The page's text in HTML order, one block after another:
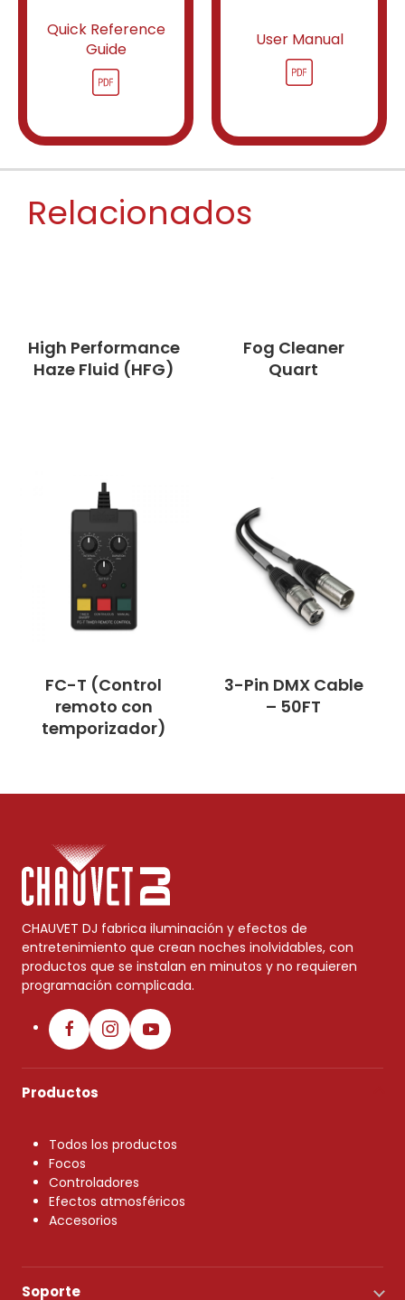
Quick Reference
Guide
User Manual
Relacionados
High Performance
Haze Fluid (HFG)
Fog Cleaner
Quart
FC-T (Control
remoto con
temporizador)
3-Pin DMX Cable
– 50FT
CHAUVET DJ fabrica iluminación y efectos de
entretenimiento que crean noches inolvidables, con
productos que se instalan en minutos y no requieren
programación complicada.
Productos
Todos los productos
Focos
Controladores
Efectos atmosféricos
Accesorios
Soporte